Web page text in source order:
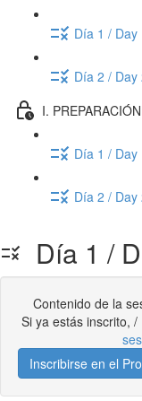
Día 1 / Day
Día 2 / Day
I.
Día 1 / Day
Día 2 / Day
Día 1 /
Contenido de la
Si ya estás inscrito,
Inscribirse en el